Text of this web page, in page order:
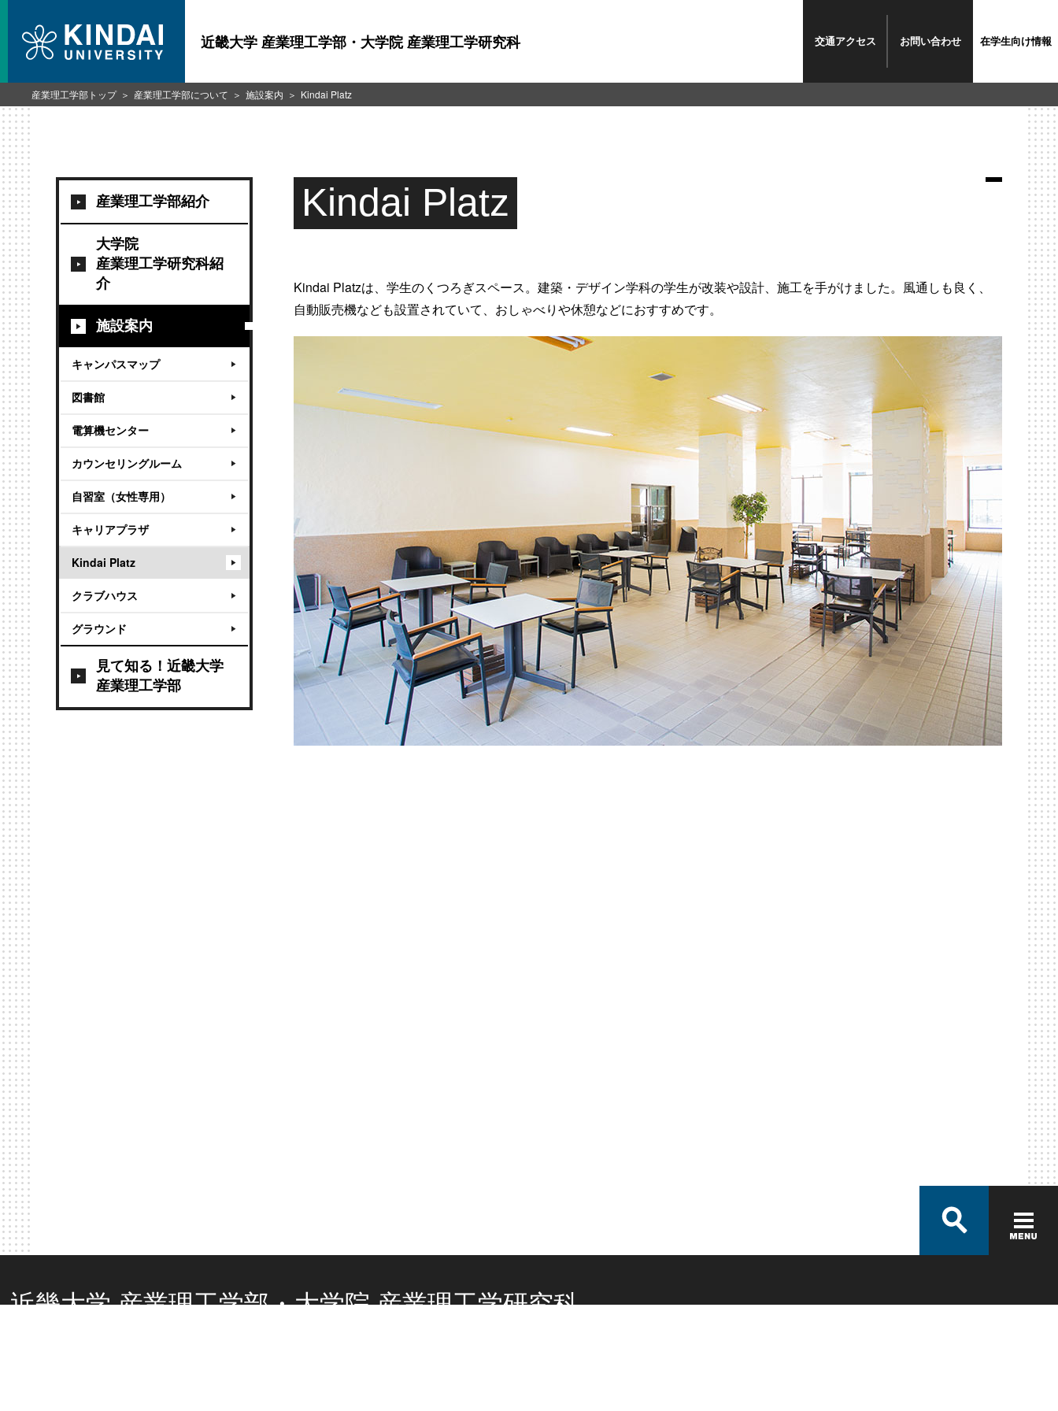
近畿大学 産業理工学部・大学院 産業理工学研究科 交通アクセス お問い合わせ 在学生向け情報
産業理工学部紹介
大学院
産業理工学研究科紹
介
施設案内
キャンパスマップ
図書館
電算機センター
カウンセリングルーム
自習室（女性専用）
キャリアプラザ
Kindai Platz
クラブハウス
グラウンド
見て知る！近畿大学
産業理工学部
Kindai Platz
Kindai Platzは、学生のくつろぎスペース。建築・デザイン学科の学生が改装や設計、施工を手がけました。風通しも良く、
自動販売機なども設置されていて、おしゃべりや休憩などにおすすめです。
産業理工学部トップ 産業理工学部について 施設案内 Kindai Platz
近畿大学 産業理工学部・大学院 産業理工学研究科